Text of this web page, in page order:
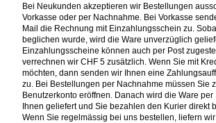
Bei Neukunden akzeptieren wir Bestellungen
Vorkasse oder per Nachnahme. Bei Vorkasse
Mail die Rechnung mit Einzahlungsschein zu.
beglichen wurde, wird die Ware unverzüglich
Einzahlungsscheine können auch per Post
verrechnen wir CHF 5 zusätzlich. Wenn Sie mit
möchten, dann senden wir Ihnen eine
zu. Bei Bestellungen per Nachnahme müssen Sie
Benutzerkonto eröffnen. Danach wird die Ware
Ihnen geliefert und Sie bezahlen den Kurier direkt
Wenn Sie regelmässig bei uns bestellen, liefern